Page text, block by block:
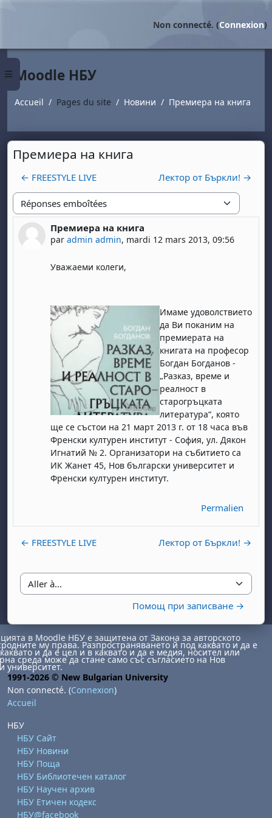
Panneau latéral
Non connecté. (Connexion)
Moodle НБУ
Accueil Pages du site Новини Премиера на книга
Премиера на книга
← FREESTYLE LIVE Лектор от Бъркли! →
Type d'affichage
Премиера на книга
par admin admin, mardi 12 mars 2013, 09:56
Nombre de réponses : 0
Уважаеми колеги,
Имаме удоволствието
да Ви поканим на
премиерата на
книгата на професор
Богдан Богданов -
„Разказ, време и
реалност в
старогръцката
литература“, която
ще се състои на 21 март 2013 г. от 18 часа във
Френски културен институт - София, ул. Дякон
Игнатий № 2. Организатори на събитието са
ИК Жанет 45, Нов български университет и
Френски културен институт.
Permalien
← FREESTYLE LIVE Лектор от Бъркли! →
Aller à…
Помощ при записване →
samedi 1 août
dimanche 2 août
7 août
samedi 8 août
dimanche 9 août
août
août 14 août
samedi 15 août
dimanche 16 août
août
août21 août
samedi 22 août
dimanche 23 août
août
août28 août
samedi 29 août
dimanche 30 août
в Moodle НБУ е защитена от Закона за авторското
му права. Разпространяването й под каквато и да е
и да е цел и в каквато и да е медия, носител или
среда може да стане само със съгласието на Нов
университет.
1991-2026 © New Bulgarian University
Non connecté. (Connexion)
Accueil
НБУ
НБУ Сайт
НБУ Новини
НБУ Поща
НБУ Библиотечен каталог
НБУ Научен архив
НБУ Етичен кодекс
НБУ@facebook